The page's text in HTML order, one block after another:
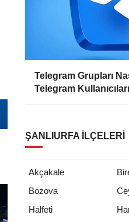
Telegram Grupları
Telegram
ŞANLIURFA İLÇELERI
Akçakale
Bozova
Halfeti